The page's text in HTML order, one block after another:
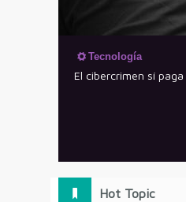
Tecnología
El cibercrimen sí paga
Hot Topic